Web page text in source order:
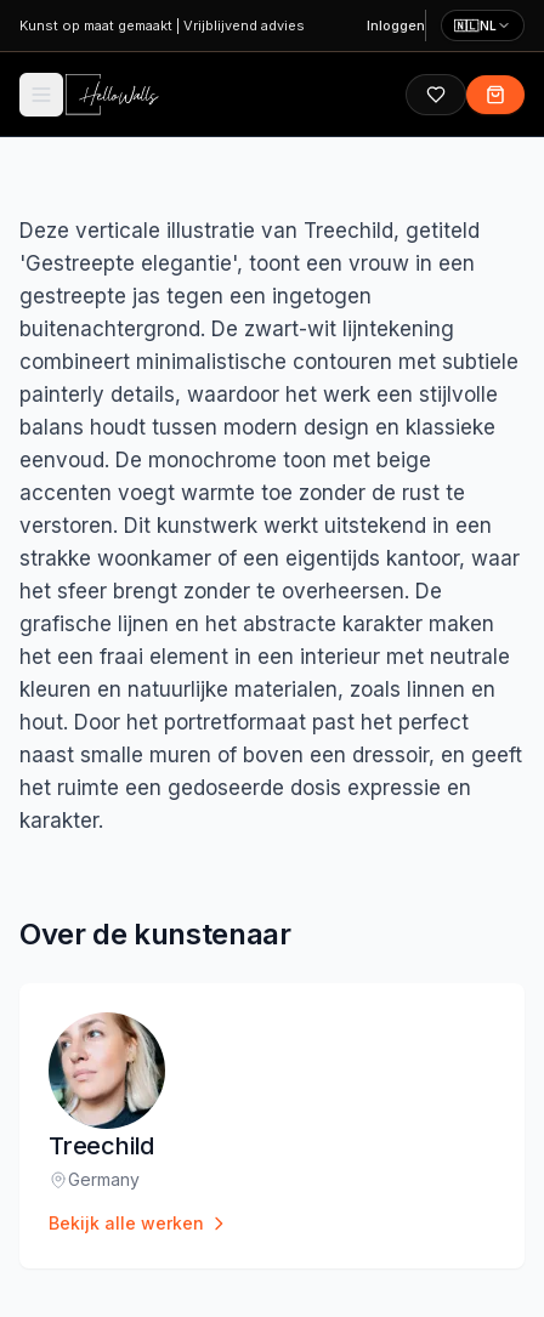
Ga naar hoofdinhoud
Kunst op maat gemaakt Vrijblijvend advies Inloggen 🇳🇱NL
Deze verticale illustratie van Treechild, getiteld
'Gestreepte elegantie', toont een vrouw in een
gestreepte jas tegen een ingetogen
buitenachtergrond. De zwart-wit lijntekening
combineert minimalistische contouren met subtiele
painterly details, waardoor het werk een stijlvolle
balans houdt tussen modern design en klassieke
eenvoud. De monochrome toon met beige
accenten voegt warmte toe zonder de rust te
verstoren. Dit kunstwerk werkt uitstekend in een
strakke woonkamer of een eigentijds kantoor, waar
het sfeer brengt zonder te overheersen. De
grafische lijnen en het abstracte karakter maken
het een fraai element in een interieur met neutrale
kleuren en natuurlijke materialen, zoals linnen en
hout. Door het portretformaat past het perfect
naast smalle muren of boven een dressoir, en geeft
het ruimte een gedoseerde dosis expressie en
karakter.
Over de kunstenaar
Treechild
Locatie:
Germany
Bekijk alle werken